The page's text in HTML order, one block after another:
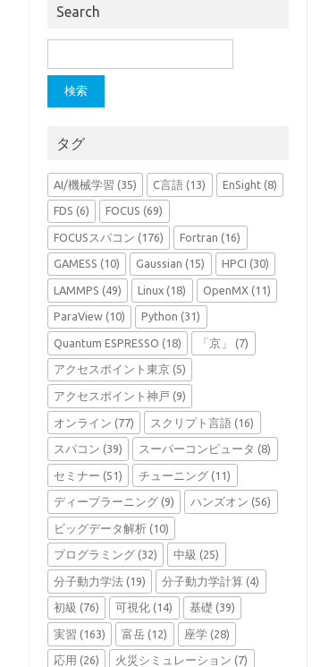
Search
索:
タグ
AI/機械学習 (35) C言語 (13) EnSight (8)
FDS (6) FOCUS (69)
FOCUSスパコン (176) Fortran (16)
GAMESS (10) Gaussian (15) HPCI (30)
LAMMPS (49) Linux (18) OpenMX (11)
ParaView(10) Python (31)
Quantum ESPRESSO (18) 「京」 (7)
アクセスポイント東京(5)
アクセスポイント神戸 (9)
オンライン (77) スクリプト言語 (16)
スパコン (39) スーパーコンピュータ (8)
セミナー (51) チューニング (11)
ディープラーニング(9) ハンズオン (56)
ビッグデータ解析(10)
プログラミング(32) 中級 (25)
分子動力学法(19) 分子動力学計算 (4)
初級 (76) 可視化 (14) 基礎 (39)
実習 (163) 富岳 (12) 座学 (28)
応用 (26) 火災シミュレーション (7)